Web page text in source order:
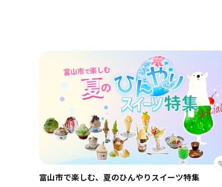
とやまお土産ガイド